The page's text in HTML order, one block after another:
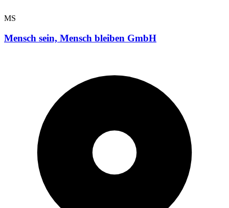
MS
Mensch sein, Mensch bleiben GmbH